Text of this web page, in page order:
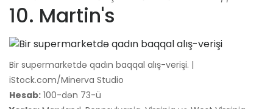
10. Martin's
Bir supermarketdə qadın baqqal alış-verişi. |
iStock.com/Minerva Studio
Hesab: 100-dən 73-ü